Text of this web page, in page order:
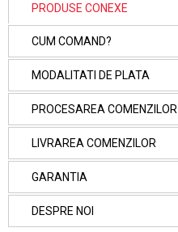
PRODUSE CONEXE
CUM COMAND?
MODALITATI DE PLATA
PROCESAREA COMENZILOR
LIVRAREA COMENZILOR
GARANTIA
DESPRE NOI